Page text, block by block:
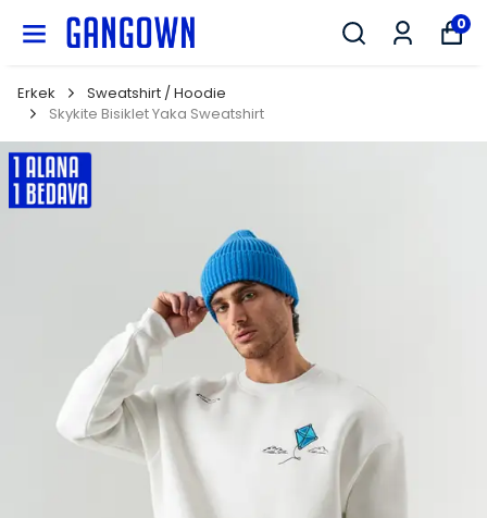
0
Erkek
Sweatshirt / Hoodie
Skykite Bisiklet Yaka Sweatshirt